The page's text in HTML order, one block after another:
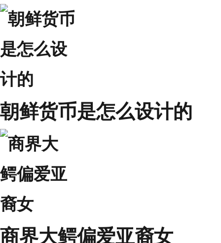
朝鲜货币是怎么设计的
商界大鳄偏爱亚裔女